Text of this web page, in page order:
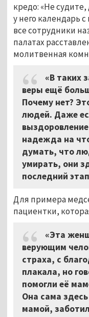
кредо: «Не
у него календарь
все сотрудники
палатах
молитвенная
«В таких
веры ещё
Почему нет?
людей. Даже
надежда на
думать, что
умирать, они
последний
Для примера
пациентки,
«Эта
верующим
страха, с
плакала, но
помогли её
Она сама
мамой,